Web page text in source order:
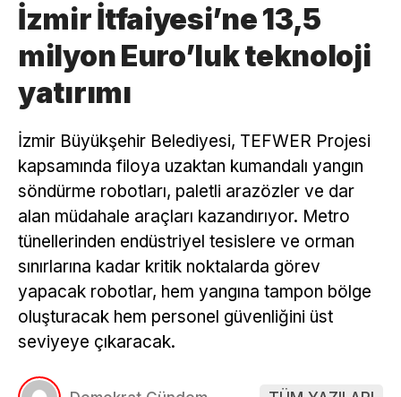
İzmir İtfaiyesi’ne 13,5
milyon Euro’luk teknoloji
yatırımı
İzmir Büyükşehir Belediyesi, TEFWER Projesi
kapsamında filoya uzaktan kumandalı yangın
söndürme robotları, paletli arazözler ve dar
alan müdahale araçları kazandırıyor. Metro
tünellerinden endüstriyel tesislere ve orman
sınırlarına kadar kritik noktalarda görev
yapacak robotlar, hem yangına tampon bölge
oluşturacak hem personel güvenliğini üst
seviyeye çıkaracak.